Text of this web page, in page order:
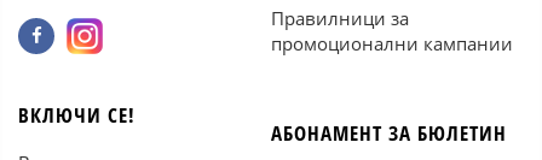
Правилници за
промоционални кампании
ВКЛЮЧИ СЕ!
АБОНАМЕНТ ЗА БЮЛЕТИН